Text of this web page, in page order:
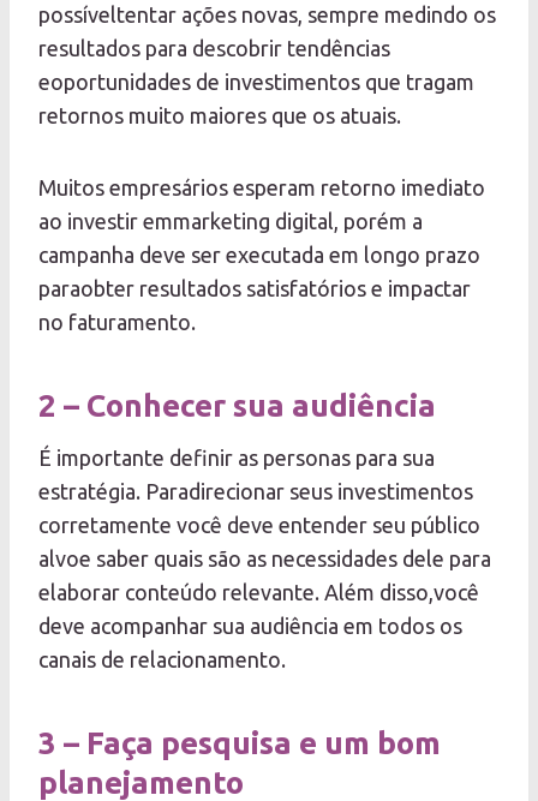
possíveltentar ações novas, sempre medindo os
resultados para descobrir tendências
eoportunidades de investimentos que tragam
retornos muito maiores que os atuais.
Muitos empresários esperam retorno imediato
ao investir emmarketing digital, porém a
campanha deve ser executada em longo prazo
paraobter resultados satisfatórios e impactar
no faturamento.
2 – Conhecer sua audiência
É importante definir as personas para sua
estratégia. Paradirecionar seus investimentos
corretamente você deve entender seu público
alvoe saber quais são as necessidades dele para
elaborar conteúdo relevante. Além disso,você
deve acompanhar sua audiência em todos os
canais de relacionamento.
3 – Faça pesquisa e um bom
planejamento